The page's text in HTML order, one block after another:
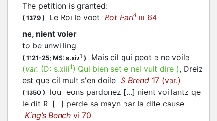
The petition is granted:
( 1379 ) Le Roi le voet Rot Parl1 iii 64
ne, nient voler
to be unwilling:
( 1121-25; MS: s.xiv1 )
Mais cil qui peot e ne voile
(var. (D: s.xiii1 ) Qui bien set e nel vult dire ), Dreiz
est que cil mult s'en doile S Brend 17 (var.)
( 1350 ) lour eons pardonez [...] nient voillantz qe
le dit R. [...] perde sa mayn par la dite cause
King’s Bench vi 70